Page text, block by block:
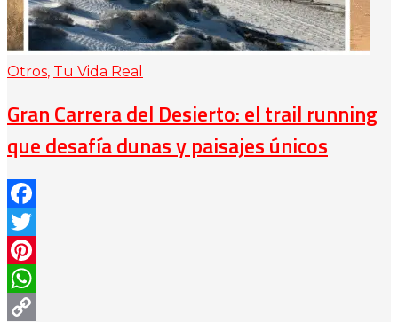
Otros, Tu Vida Real
Gran Carrera del Desierto: el trail running
que desafía dunas y paisajes únicos
Facebook
Twitter
Pinterest
WhatsApp